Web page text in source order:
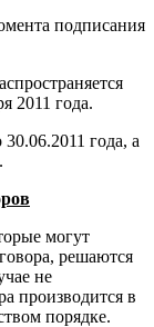
подписания
2011 года.
30.06.2011 года,а
могут
решаются
не
производится в
порядке.